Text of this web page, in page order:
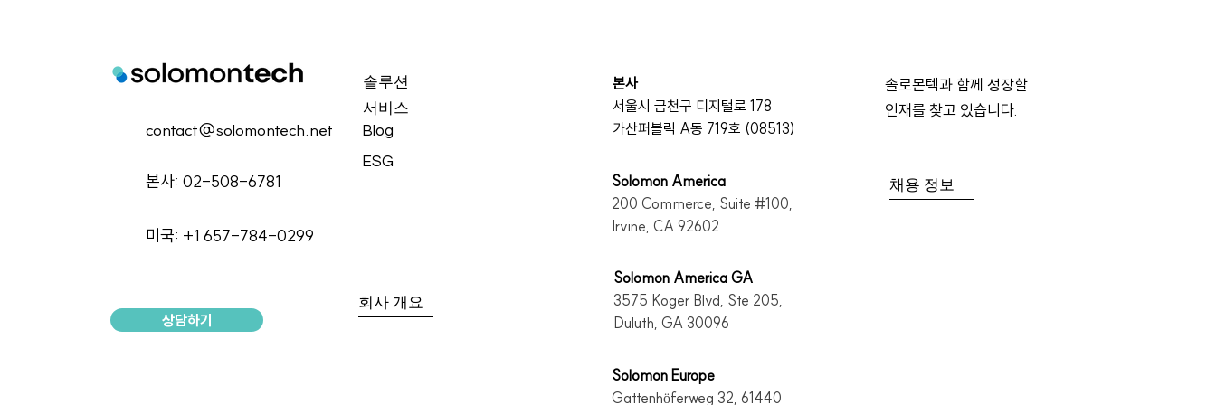
contact@solomontech.net
본사: 02-508-6781
미국: +1 657-784-0299
상담하기
솔루션
서비스
Blog
ESG
회사 개요
본사
서울시 금천구 디지털로 178
가산퍼블릭 A동 719호 (08513)
Solomon America​
200 Commerce, Suite #100,
Irvine, CA 92602
Solomon America​ GA
3575 Koger Blvd, Ste 205,
Duluth, GA 30096
Solomon Europe​
Gattenhöferweg 32, 61440
​솔로몬텍과 함께 성장할
인재를 찾고 있습니다.
채용 정보